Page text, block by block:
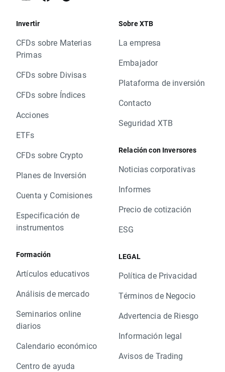
Invertir
CFDs sobre Materias
Primas
CFDs sobre Divisas
CFDs sobre Índices
Acciones
ETFs
CFDs sobre Crypto
Planes de Inversión
Cuenta y Comisiones
Especificación de
instrumentos
Formación
Artículos educativos
Análisis de mercado
Seminarios online
diarios
Calendario económico
Centro de ayuda
Sobre XTB
La empresa
Embajador
Plataforma de inversión
Contacto
Seguridad XTB
Relación con Inversores
Noticias corporativas
Informes
Precio de cotización
ESG
LEGAL
Política de Privacidad
Términos de Negocio
Advertencia de Riesgo
Información legal
Avisos de Trading